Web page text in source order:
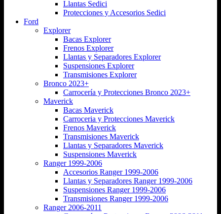
Llantas Sedici
Protecciones y Accesorios Sedici
Ford
Explorer
Bacas Explorer
Frenos Explorer
Llantas y Separadores Explorer
Suspensiones Explorer
Transmisiones Explorer
Bronco 2023+
Carrocería y Protecciones Bronco 2023+
Maverick
Bacas Maverick
Carroceria y Protecciones Maverick
Frenos Maverick
Transmisiones Maverick
Llantas y Separadores Maverick
Suspensiones Maverick
Ranger 1999-2006
Accesorios Ranger 1999-2006
Llantas y Separadores Ranger 1999-2006
Suspensiones Ranger 1999-2006
Transmisiones Ranger 1999-2006
Ranger 2006-2011